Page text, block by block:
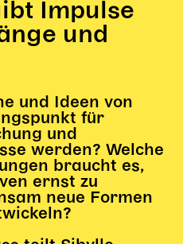
Impulse
und
und Ideen von
für
und
werden? Welche
braucht es,
ernst zu
neue Formen